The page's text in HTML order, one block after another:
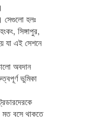
সেগুলো হলঃ
সিঙ্গাপুর,
যা এই সেশনে
অবদান
ভুমিকা
মত বসে থাকতে